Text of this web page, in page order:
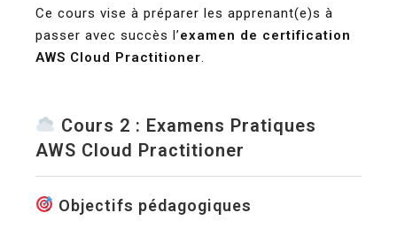
Ce cours vise à préparer les apprenant(e)s à
passer avec succès l’examen de certification
AWS Cloud Practitioner
Cours 2 : Examens Pratiques
AWS Cloud Practitioner
Objectifs pédagogiques